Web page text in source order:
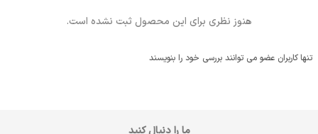
هنوز نظری برای این محصول ثبت نشده است.
تنها کاربران عضو می توانند بررسی خود را بنویسند
ما را دنبال کنید